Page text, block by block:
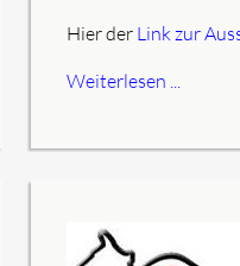
Hier der Link zur
Weiterlesen ...